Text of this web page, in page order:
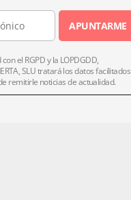
APUNTARME
el RGPD y la LOPDGDD,
SLU tratará los datos facilitados
remitirle noticias de actualidad.